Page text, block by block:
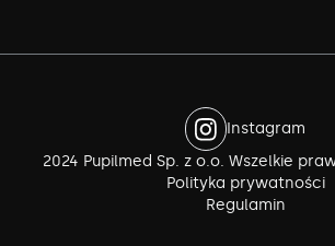
Instagram
2024 Pupilmed Sp. z o.o. Wszelkie
Polityka prywatności
Regulamin